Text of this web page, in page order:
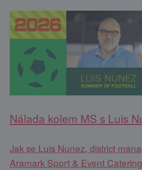
Nálada kolem MS s Luis
Jak se Luis Nunez, district
Aramark Sport & Event